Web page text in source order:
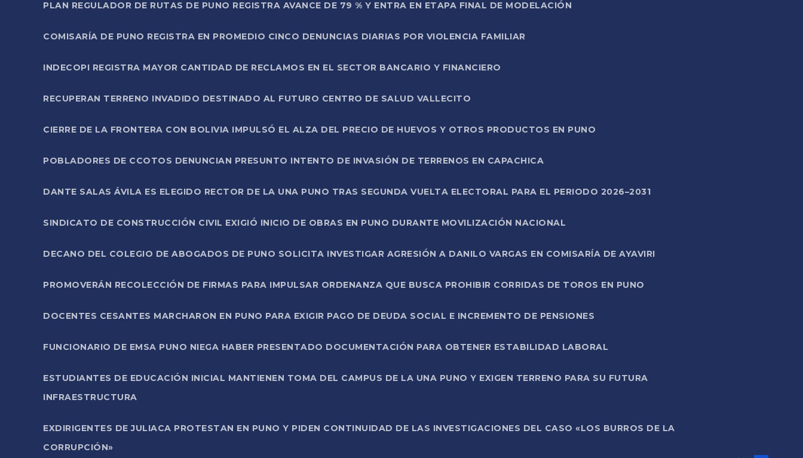
PLAN REGULADOR DE RUTAS DE PUNO REGISTRA AVANCE DE 79 % Y ENTRA EN ETAPA FINAL DE MODELACIÓN
COMISARÍA DE PUNO REGISTRA EN PROMEDIO CINCO DENUNCIAS DIARIAS POR VIOLENCIA FAMILIAR
INDECOPI REGISTRA MAYOR CANTIDAD DE RECLAMOS EN EL SECTOR BANCARIO Y FINANCIERO
RECUPERAN TERRENO INVADIDO DESTINADO AL FUTURO CENTRO DE SALUD VALLECITO
CIERRE DE LA FRONTERA CON BOLIVIA IMPULSÓ EL ALZA DEL PRECIO DE HUEVOS Y OTROS PRODUCTOS EN PUNO
POBLADORES DE CCOTOS DENUNCIAN PRESUNTO INTENTO DE INVASIÓN DE TERRENOS EN CAPACHICA
DANTE SALAS ÁVILA ES ELEGIDO RECTOR DE LA UNA PUNO TRAS SEGUNDA VUELTA ELECTORAL PARA EL PERIODO 2026–2031
SINDICATO DE CONSTRUCCIÓN CIVIL EXIGIÓ INICIO DE OBRAS EN PUNO DURANTE MOVILIZACIÓN NACIONAL
DECANO DEL COLEGIO DE ABOGADOS DE PUNO SOLICITA INVESTIGAR AGRESIÓN A DANILO VARGAS EN COMISARÍA DE AYAVIRI
PROMOVERÁN RECOLECCIÓN DE FIRMAS PARA IMPULSAR ORDENANZA QUE BUSCA PROHIBIR CORRIDAS DE TOROS EN PUNO
DOCENTES CESANTES MARCHARON EN PUNO PARA EXIGIR PAGO DE DEUDA SOCIAL E INCREMENTO DE PENSIONES
FUNCIONARIO DE EMSA PUNO NIEGA HABER PRESENTADO DOCUMENTACIÓN PARA OBTENER ESTABILIDAD LABORAL
ESTUDIANTES DE EDUCACIÓN INICIAL MANTIENEN TOMA DEL CAMPUS DE LA UNA PUNO Y EXIGEN TERRENO PARA SU FUTURA
INFRAESTRUCTURA
EXDIRIGENTES DE JULIACA PROTESTAN EN PUNO Y PIDEN CONTINUIDAD DE LAS INVESTIGACIONES DEL CASO «LOS BURROS DE LA
CORRUPCIÓN»